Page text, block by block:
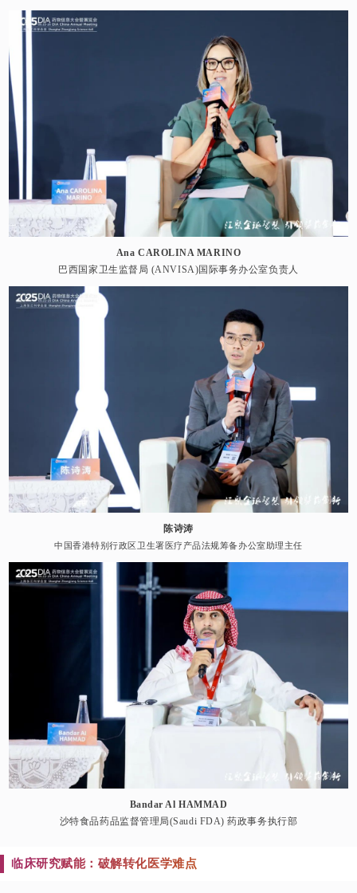
Ana CAROLINA MARINO
巴西国家卫生监督局 (ANVISA)国际事务办公室负责人
陈诗涛
中国香港特别行政区卫生署医疗产品法规筹备办公室助理主任
Bandar Al HAMMAD
沙特食品药品监督管理局(Saudi FDA) 药政事务执行部
临床研究赋能：破解转化医学难点